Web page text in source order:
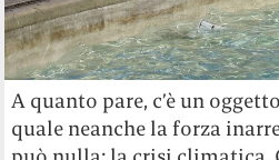
A quanto pare, c’è un
quale neanche la forza